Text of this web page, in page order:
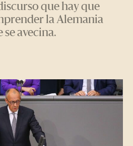
que hay que
la Alemania
se avecina.